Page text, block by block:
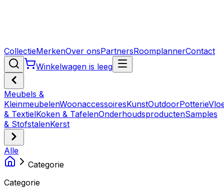
CollectieMerkenOver onsPartnersRoomplannerContact
Winkelwagen is leeg
Meubels &
KleinmeubelenWoonaccessoiresKunstOutdoorPotterie
& TextielKoken & TafelenOnderhoudsproductenSamples
& StofstalenKerst
Alle
Categorie
Categorie